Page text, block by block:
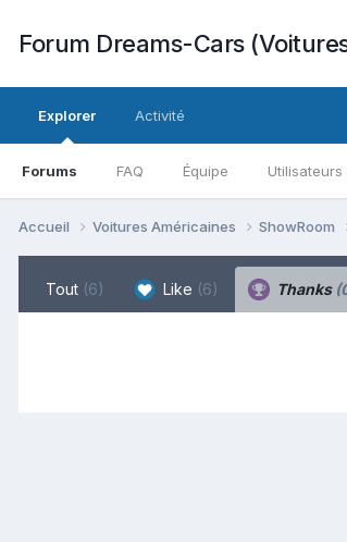
Forum Dreams-Cars
Explorer
Forums FAQ Équipe
Activité
Accueil Voitures Américaines ShowRoom
Tout (6) Like (6) Thanks